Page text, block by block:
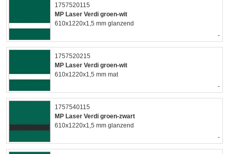
1757520115
MP Laser Verdi groen-wit
610x1220x1,5 mm glanzend
-
1757520215
MP Laser Verdi groen-wit
610x1220x1,5 mm mat
-
1757540115
MP Laser Verdi groen-zwart
610x1220x1,5 mm glanzend
-